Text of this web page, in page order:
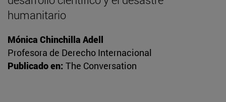
humanitario
Mónica Chinchilla Adell
Profesora de Derecho Internacional
Publicado en: The Conversation